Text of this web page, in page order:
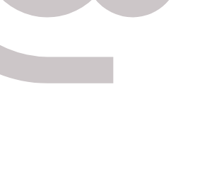
na velhice e invalidez;
e
social e comunitária,
portugueses naturais de
que tenham transferido ou venham a
a sua residência, bem como aos seus